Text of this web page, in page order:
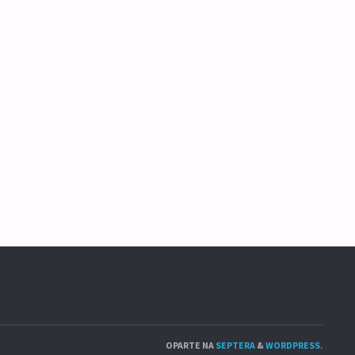
OPARTE NA SEPTERA &WORDPRESS.